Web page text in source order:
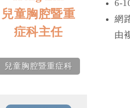
兒童胸腔暨重
症科主任
兒童胸腔暨重症科
6-
網
由